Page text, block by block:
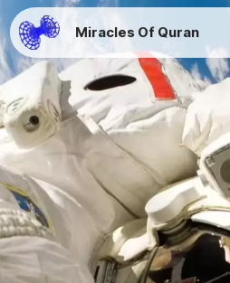
Miracles Of Quran